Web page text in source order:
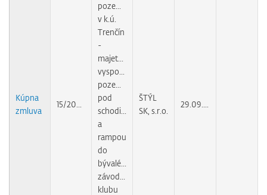
Kúpna
zmluva
pozemok
v k.ú.
Trenčín
-
majetkovoprávne
vysporiadanie
pozemku
pod
schodiskom
a
rampou
do
bývalého
závodného
klubu
ŠTÝL
SK, s.r.o.